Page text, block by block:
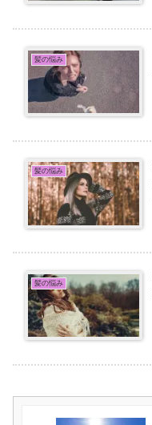
髪の悩み
髪の悩み
髪の悩み